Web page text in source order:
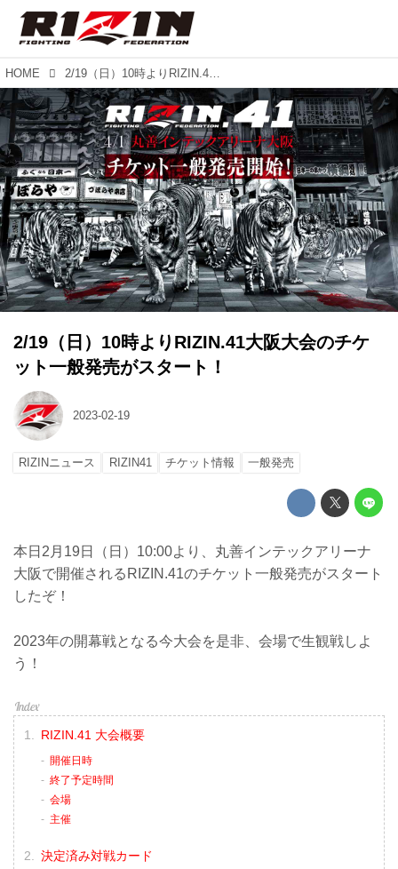
HOME 2/19（日）10時よりRIZIN.41大阪大会のチケット一般発売がスタート！
2/19（日）10時よりRIZIN.41大阪大会のチケ
ット一般発売がスタート！
2023-02-19
RIZINニュース RIZIN41 チケット情報 一般発売
本日2月19日（日）10:00より、丸善インテックアリーナ
大阪で開催されるRIZIN.41のチケット一般発売がスタート
したぞ！
2023年の開幕戦となる今大会を是非、会場で生観戦しよ
う！
RIZIN.41 大会概要
開催日時
終了予定時間
会場
主催
決定済み対戦カード